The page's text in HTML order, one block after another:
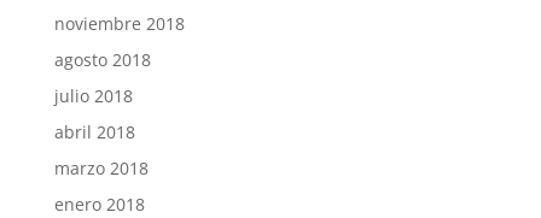
noviembre 2018
agosto 2018
julio 2018
abril 2018
marzo 2018
enero 2018